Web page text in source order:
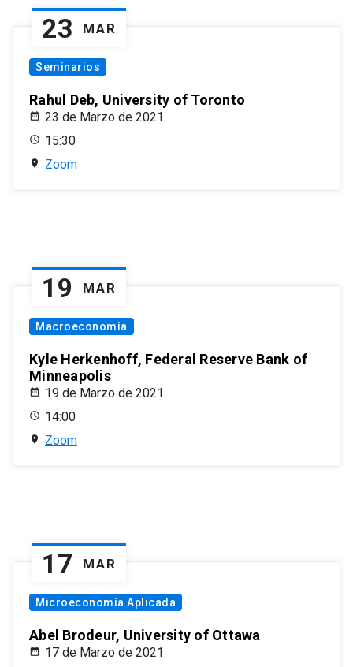
23 MAR
Seminarios
Rahul Deb, University of Toronto
23 de Marzo de 2021
15:30
Zoom
19 MAR
Macroeconomía
Kyle Herkenhoff, Federal Reserve Bank of
Minneapolis
19 de Marzo de 2021
14:00
Zoom
17 MAR
Microeconomía Aplicada
Abel Brodeur, University of Ottawa
17 de Marzo de 2021